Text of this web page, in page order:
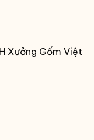
Xưởng Gốm Việt